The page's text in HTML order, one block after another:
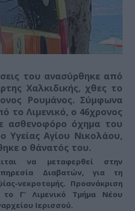
του ανασύρθηκε από
Χαλκιδικής, χθες το
Ρουμάνος. Σύμφωνα
το Λιμενικό, ο 46χρονος
ασθενοφόρο όχημα του
Υγείας Αγίου Νικολάου,
ο θάνατός του.
να μεταφερθεί στην
Διαβατών, για τη
νεκροτομής. Προανάκριση
το Γ’ Λιμενικό Τμήμα Νέου
Ιερισσού.